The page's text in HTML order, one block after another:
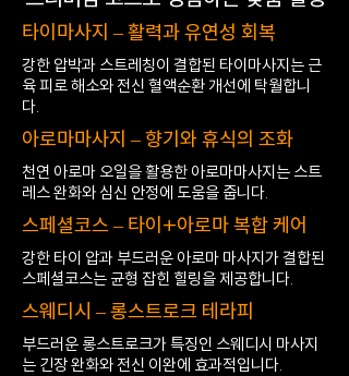
타이마사지 – 활력과 유연성 회복
강한 압박과 스트레칭이 결합된 타이마사지는 근
육 피로 해소와 전신 혈액순환 개선에 탁월합니
다.
아로마마사지 – 향기와 휴식의 조화
천연 아로마 오일을 활용한 아로마마사지는 스트
레스 완화와 심신 안정에 도움을 줍니다.
스페셜코스 – 타이+아로마 복합 케어
강한 타이 압과 부드러운 아로마 마사지가 결합된
스페셜코스는 균형 잡힌 힐링을 제공합니다.
스웨디시 – 롱스트로크 테라피
부드러운 롱스트로크가 특징인 스웨디시 마사지
는 긴장 완화와 전신 이완에 효과적입니다.